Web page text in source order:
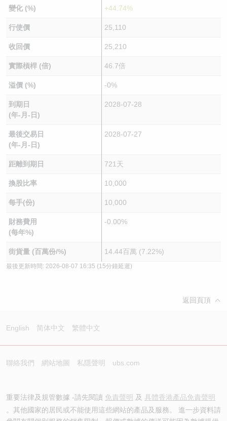
變化 (%) +44.74%
行使價 25,110
收回價 25,210
實際槓桿 (倍) 46.7倍
溢價 (%) -0%
到期日
(年-月-日)
2028-07-28
最後交易日
(年-月-日)
2028-07-27
距離到期日 721天
換股比率 10,000
每手(份) 10,000
財務費用
(每年%)
-0.00%
街貨量 (百萬份/%) 14.44百萬 (7.22%)
最後更新時間: 2026-08-07 16:35 (15分鐘延遲)
返回頁頂
English 简体中文 繁體中文
聯絡我們 網站地圖 私隱聲明 ubs.com
重要法律及規管數據 -請先閱讀 免責聲明 及 具體香港產品免責聲明
。其他國家的居民或不能使用這些網站的產品及服務。 進一步資料請